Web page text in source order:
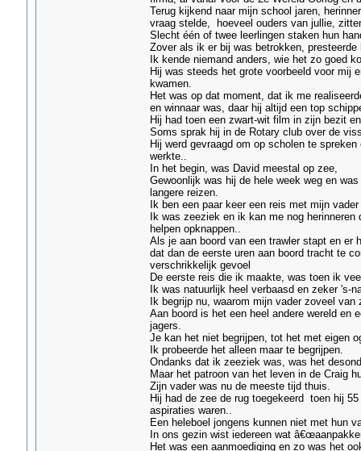
Terug kijkend naar mijn school jaren,
vraag stelde, hoeveel ouders van jullie,
Slecht één of twee leerlingen staken hun
Zover als ik er bij was betrokken,
Ik kende niemand anders, wie het zo goed
Hij was steeds het grote voorbeeld voor mij
kwamen.
Het was op dat moment, dat ik me
en winnaar was, daar hij altijd een top
Hij had toen een zwart-wit film in zijn bezit
Soms sprak hij in de Rotary club over de
Hij werd gevraagd om op scholen te
werkte..
In het begin, was David meestal op zee,
Gewoonlijk was hij de hele week weg en
langere reizen.
Ik ben een paar keer een reis met mijn
Ik was zeeziek en ik kan me nog
helpen opknappen..
Als je aan boord van een trawler stapt en er
dat dan de eerste uren aan boord tracht te
verschrikkelijk gevoel
De eerste reis die ik maakte, was toen ik
Ik was natuurlijk heel verbaasd en zeker
Ik begrijp nu, waarom mijn vader zoveel van
Aan boord is het een heel andere wereld en
jagers.
Je kan het niet begrijpen, tot het met eigen
Ik probeerde het alleen maar te begrijpen.
Ondanks dat ik zeeziek was, was het
Maar het patroon van het leven in de Craig
Zijn vader was nu de meeste tijd thuis.
Hij had de zee de rug toegekeerd toen hij
aspiraties waren..
Een heleboel jongens kunnen niet met hun
In ons gezin wist iedereen wat
Het was een aanmoediging en zo was het